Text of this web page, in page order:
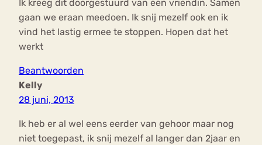
Ik kreeg dit doorgestuurd van een vriendin. Samen
gaan we eraan meedoen. Ik snij mezelf ook en ik
vind het lastig ermee te stoppen. Hopen dat het
werkt
Beantwoorden
Kelly
28 juni, 2013
Ik heb er al wel eens eerder van gehoor maar nog
niet toegepast, ik snij mezelf al langer dan 2jaar en